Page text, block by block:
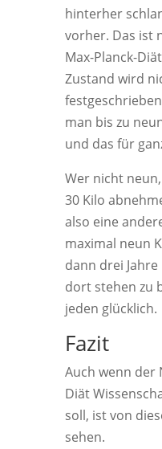
hinterher
vorher. Das ist
Max-Planck-
Zustand wird
man bis zu
und das für
Wer nicht
30 Kilo
also eine
maximal neun
dann drei
dort stehen zu
jeden glücklich.
Fazit
Auch wenn der
Diät
soll, ist von
sehen.